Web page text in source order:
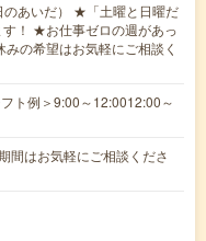
のあいだ） ★「土曜と日曜だ
！ ★お仕事ゼロの週があっ
の希望はお気軽にご相談く
ト例＞9:00～12:0012:00～
はお気軽にご相談くださ